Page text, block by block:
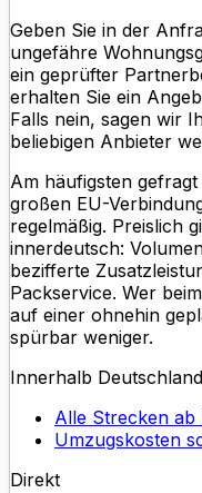
Geben Sie in der
ungefähre
ein geprüfter
erhalten Sie ein
Falls nein, sagen wir
beliebigen Anbieter
Am häufigsten
großen EU-
regelmäßig. Preislich
innerdeutsch:
bezifferte
Packservice. Wer
auf einer ohnehin
spürbar weniger.
Innerhalb
Alle Strecken ab
Umzugskosten
Direkt